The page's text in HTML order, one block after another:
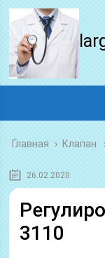
Главная › Клапан
26.02.2020
3110